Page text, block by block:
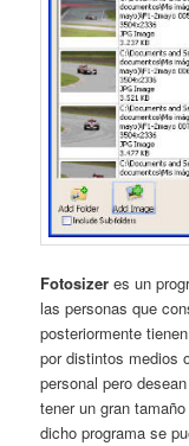
Fotosizer es un
las personas que
posteriormente
por distintos medios
personal pero
tener un gran
dicho programa se